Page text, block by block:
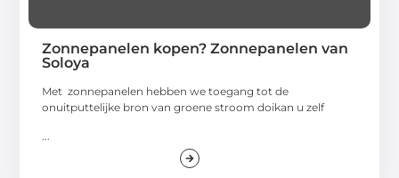
Zonnepanelen kopen? Zonnepanelen van
Soloya
Met zonnepanelen hebben we toegang tot de
onuitputtelijke bron van groene stroom doikan u zelf
...